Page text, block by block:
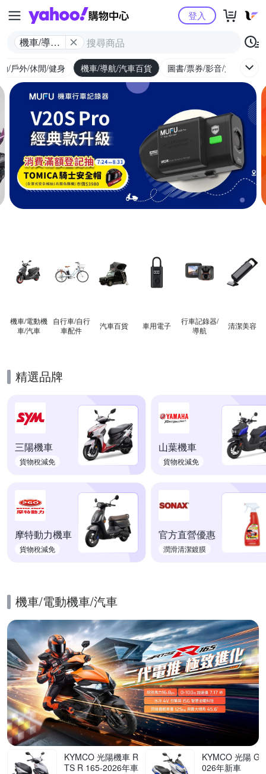
Yahoo購物中心
機車/導航/
登入
/戶外/休閒/健身 機車/導航/汽車百貨 圖書/票券/影音/文具
機車/電動機
車/汽車
自行車/自行
車配件
汽車百貨 車用電子
行車記錄器/
導航
清潔美容
精選品牌
三陽機車
貨物稅減免
山葉機車
貨物稅減免
摩特動力機車
貨物稅減免
官方直營優惠
潤滑清潔鍍膜
機車/電動機車/汽車
KYMCO 光陽機車 R
TS R 165-2026年車
KYMCO 光陽
026年新車